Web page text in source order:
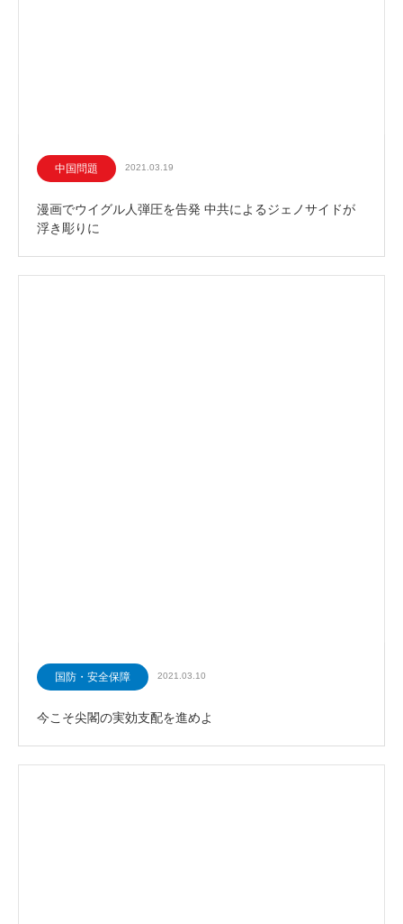
中国問題 2021.03.19
漫画でウイグル人弾圧を告発 中共によるジェノサイドが
浮き彫りに
国防・安全保障 2021.03.10
今こそ尖閣の実効支配を進めよ